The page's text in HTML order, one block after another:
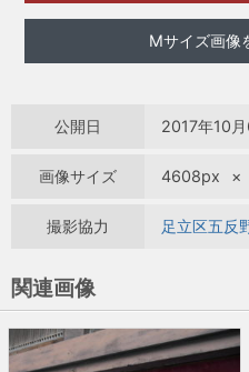
Mサイズ画像
公開日 2017年10
画像サイズ 4608px ×
撮影協力 足立区五反
関連画像